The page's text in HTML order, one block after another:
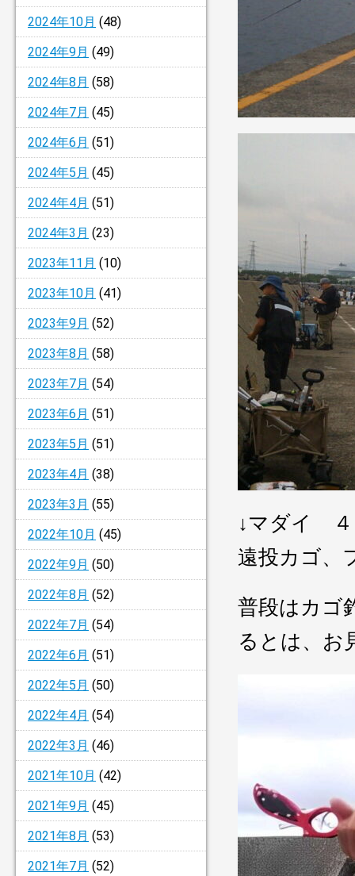
2024年10月 (48)
2024年9月 (49)
2024年8月 (58)
2024年7月 (45)
2024年6月 (51)
2024年5月 (45)
2024年4月 (51)
2024年3月 (23)
2023年11月 (10)
2023年10月 (41)
2023年9月 (52)
2023年8月 (58)
2023年7月 (54)
2023年6月 (51)
2023年5月 (51)
2023年4月 (38)
2023年3月 (55)
2022年10月 (45)
2022年9月 (50)
2022年8月 (52)
2022年7月 (54)
2022年6月 (51)
2022年5月 (50)
2022年4月 (54)
2022年3月 (46)
2021年10月 (42)
2021年9月 (45)
2021年8月 (53)
2021年7月 (52)
↓マダイ
遠投カゴ、
普段はカゴ
るとは、お